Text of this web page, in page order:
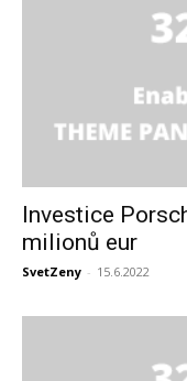
Investice
milionů eur
SvetZeny - 15.6.2022